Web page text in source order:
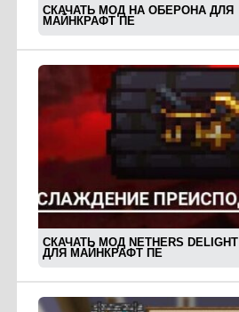
СКАЧАТЬ МОД НА ОБЕРОНА ДЛЯ
МАЙНКРАФТ ПЕ
СКАЧАТЬ МОД NETHERS DELIGHT
ДЛЯ МАЙНКРАФТ ПЕ